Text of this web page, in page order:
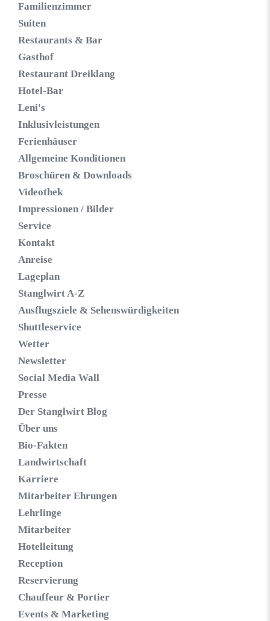
Familienzimmer
Suiten
Restaurants & Bar
Gasthof
Restaurant Dreiklang
Hotel-Bar
Leni's
Inklusivleistungen
Ferienhäuser
Allgemeine Konditionen
Broschüren & Downloads
Videothek
Impressionen / Bilder
Service
Kontakt
Anreise
Lageplan
Stanglwirt A-Z
Ausflugsziele & Sehenswürdigkeiten
Shuttleservice
Wetter
Newsletter
Social Media Wall
Presse
Der Stanglwirt Blog
Über uns
Bio-Fakten
Landwirtschaft
Karriere
Mitarbeiter Ehrungen
Lehrlinge
Mitarbeiter
Hotelleitung
Reception
Reservierung
Chauffeur & Portier
Events & Marketing